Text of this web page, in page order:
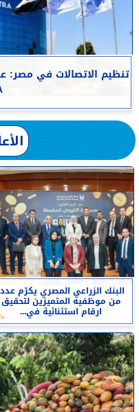
البنك الزراعي المصري يكرّم
من موظفيه المتميزين لتحقيق
ارقام استثنائية في...